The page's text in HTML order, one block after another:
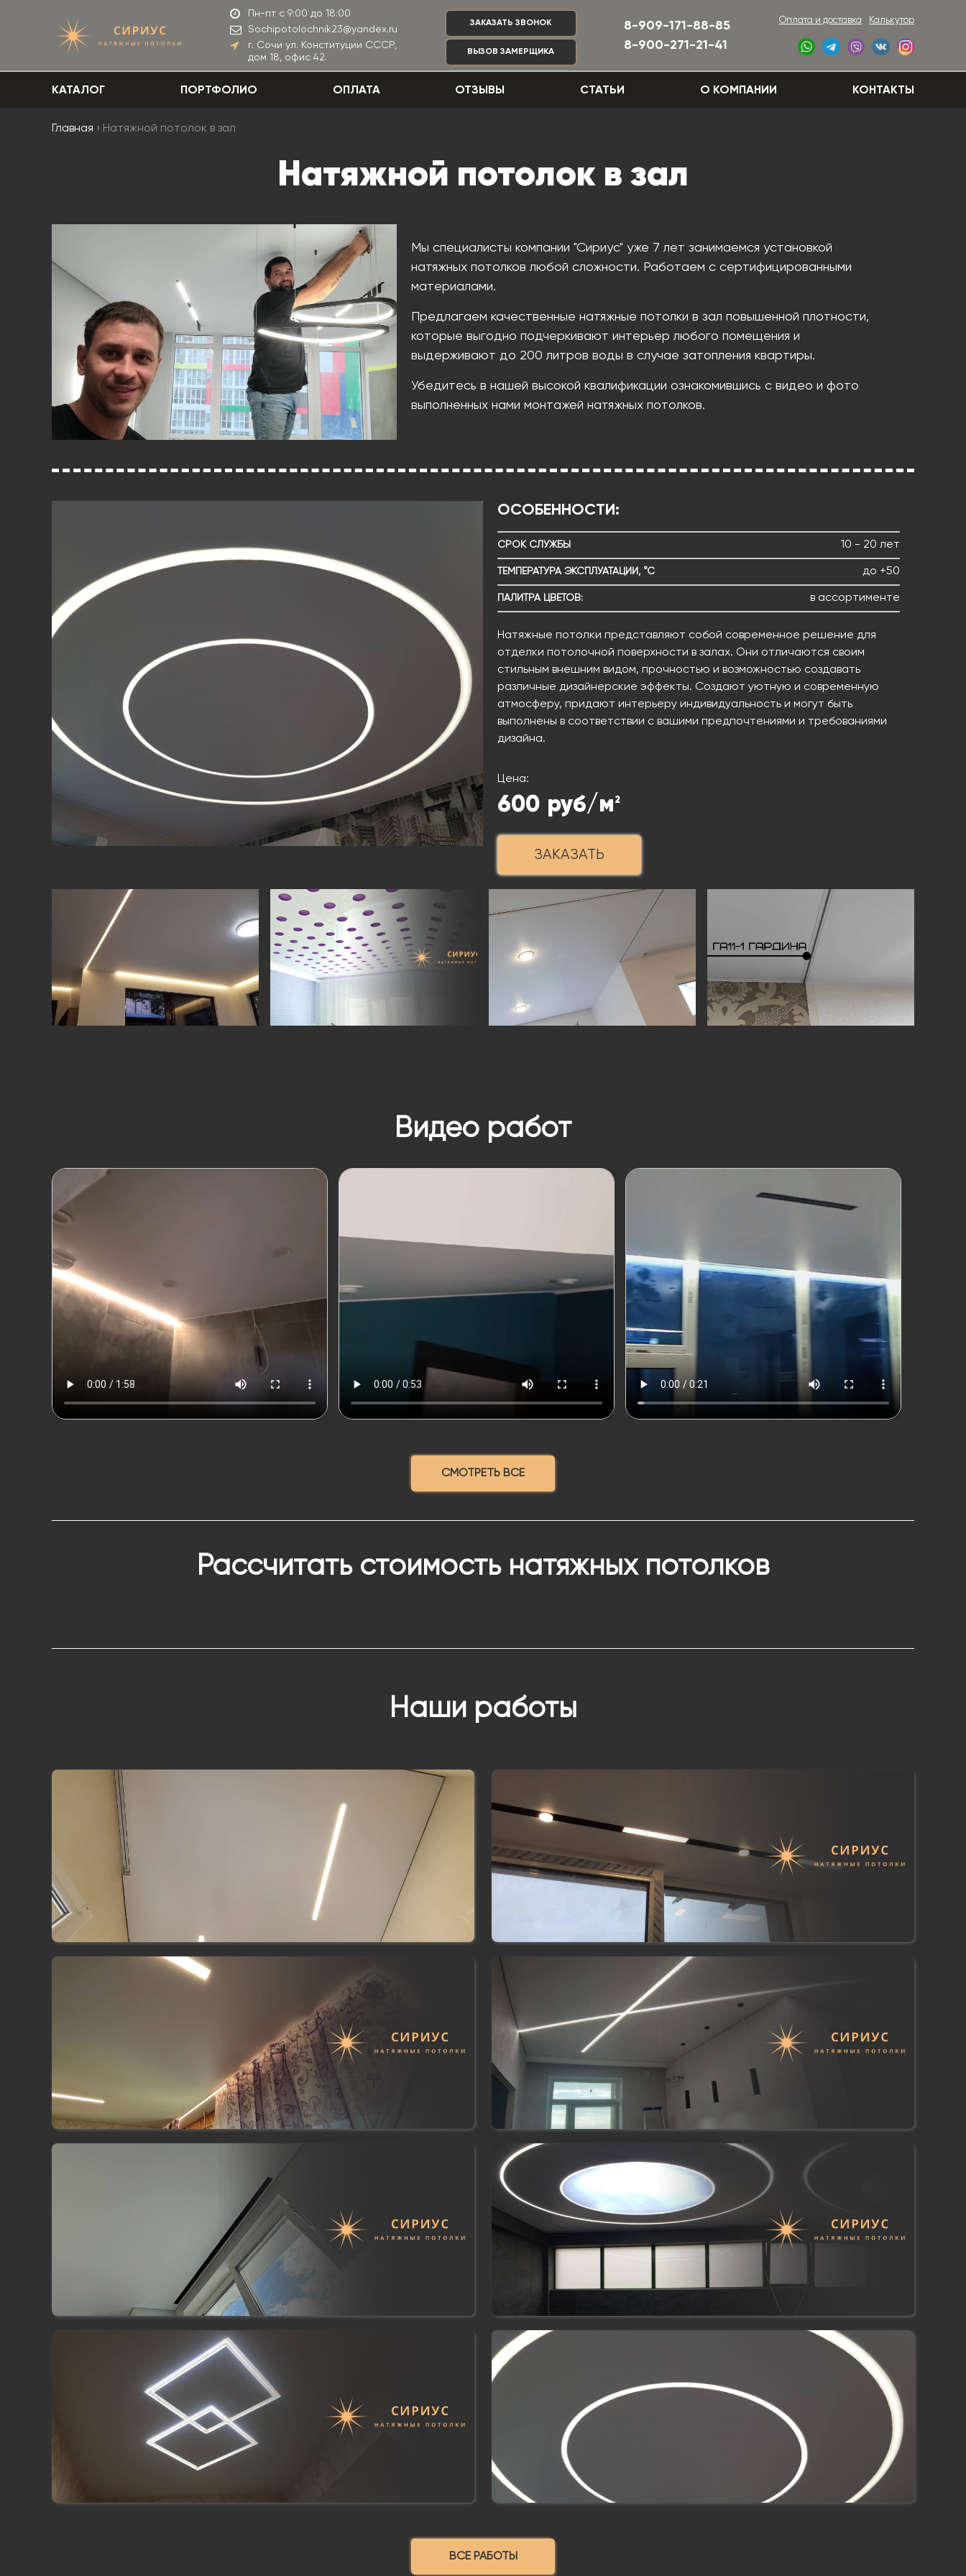
Пн-пт с 9:00 до 18:00
Sochipotolochnik23@yandex.ru
г. Сочи ул. Конституции СССР,
дом 18, офис 42.
ЗАКАЗАТЬ ЗВОНОК
ВЫЗОВ ЗАМЕРЩИКА
8-909-171-88-85
8-900-271-21-41
Оплата и доставка Калькутор
КАТАЛОГ ПОРТФОЛИО ОПЛАТА ОТЗЫВЫ СТАТЬИ О КОМПАНИИ КОНТАКТЫ
Главная › Натяжной потолок в зал
Натяжной потолок в зал
Мы специалисты компании "Сириус" уже 7 лет занимаемся установкой
натяжных потолков любой сложности. Работаем с сертифицированными
материалами.
Предлагаем качественные натяжные потолки в зал повышенной плотности,
которые выгодно подчеркивают интерьер любого помещения и
выдерживают до 200 литров воды в случае затопления квартиры.
Убедитесь в нашей высокой квалификации ознакомившись с видео и фото
выполненных нами монтажей натяжных потолков.
ОСОБЕННОСТИ:
СРОК СЛУЖБЫ 10 - 20 лет
ТЕМПЕРАТУРА ЭКСПЛУАТАЦИИ, °С до +50
ПАЛИТРА ЦВЕТОВ: в ассортименте
Натяжные потолки представляют собой современное решение для
отделки потолочной поверхности в залах. Они отличаются своим
стильным внешним видом, прочностью и возможностью создавать
различные дизайнерские эффекты. Создают уютную и современную
атмосферу, придают интерьеру индивидуальность и могут быть
выполнены в соответствии с вашими предпочтениями и требованиями
дизайна.
Цена:
600 руб/м2
ЗАКАЗАТЬ
Видео работ
СМОТРЕТЬ ВСЕ
Рассчитать стоимость натяжных потолков
Наши работы
ВСЕ РАБОТЫ